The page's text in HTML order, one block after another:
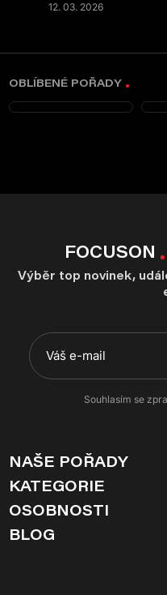
12. 03. 2026
OBLÍBENÉ POŘADY
FOCUSON
Výběr top novinek,
Souhlasím se
NAŠE POŘADY
KATEGORIE
OSOBNOSTI
BLOG